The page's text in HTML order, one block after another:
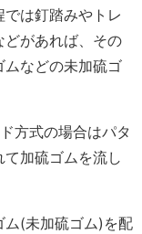
では釘踏みやトレ
どがあれば、その
などの未加硫ゴ
方式の場合はパタ
加硫ゴムを流し
ム(未加硫ゴム)を配